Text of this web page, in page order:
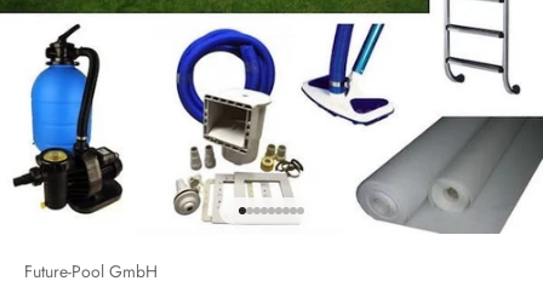
Gehe zu Element 1
Gehe zu Element 2
Gehe zu Element 3
Gehe zu Element 4
Gehe zu Element 5
Gehe zu Element 6
Gehe zu Element 7
Gehe zu Element 8
Gehe zu Element 9
Future-Pool GmbH